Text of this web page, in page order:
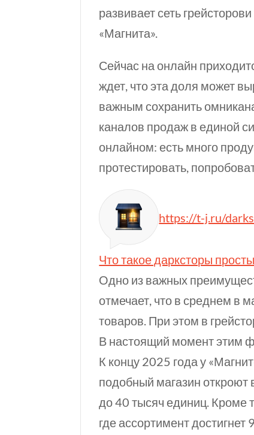
развивает сеть
«Магнита».
Сейчас на онлайн
ждет, что эта доля может
важным сохранить
каналов продаж в единой
онлайном: есть много
протестировать,
https://t-j.ru/
Что такое дарксторы
Одно из важных
отмечает, что в среднем в
товаров. При этом в
В настоящий момент этим
К концу 2025 года у
подобный магазин
до 40 тысяч единиц. Кроме
где ассортимент достигнет